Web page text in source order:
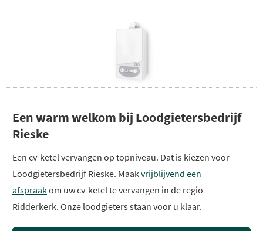
Een warm welkom bij Loodgietersbedrijf
Rieske
Een cv-ketel vervangen op topniveau. Dat is kiezen voor
Loodgietersbedrijf Rieske. Maakvrijblijvend een
afspraakom uw cv-ketel te vervangen in de regio
Ridderkerk. Onze loodgieters staan voor u klaar.